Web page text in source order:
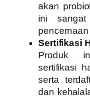
akan
ini
Sertifikasi
Produk
sertifikasi
serta
dan